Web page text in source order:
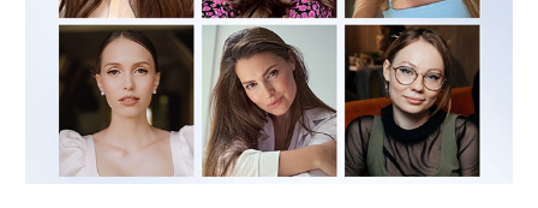
Gallery